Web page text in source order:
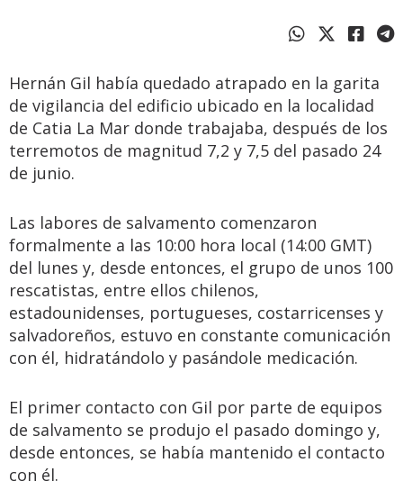
Hernán Gil había quedado atrapado en la garita
de vigilancia del edificio ubicado en la localidad
de Catia La Mar donde trabajaba, después de los
terremotos de magnitud 7,2 y 7,5 del pasado 24
de junio.
Las labores de salvamento comenzaron
formalmente a las 10:00 hora local (14:00 GMT)
del lunes y, desde entonces, el grupo de unos 100
rescatistas, entre ellos chilenos,
estadounidenses, portugueses, costarricenses y
salvadoreños, estuvo en constante comunicación
con él, hidratándolo y pasándole medicación.
El primer contacto con Gil por parte de equipos
de salvamento se produjo el pasado domingo y,
desde entonces, se había mantenido el contacto
con él.